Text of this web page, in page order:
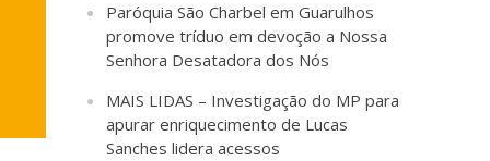
Paróquia São Charbel em Guarulhos
promove tríduo em devoção a Nossa
Senhora Desatadora dos Nós
MAIS LIDAS – Investigação do MP para
apurar enriquecimento de Lucas
Sanches lidera acessos